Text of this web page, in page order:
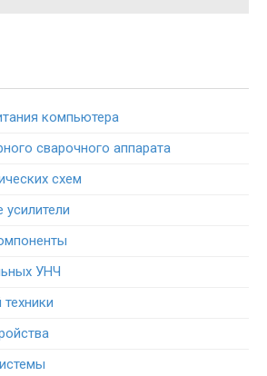
компьютера
сварочного аппарата
схем
УНЧ